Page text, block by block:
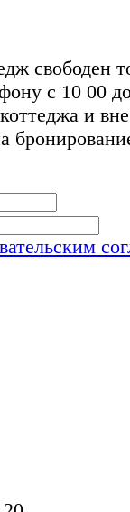
свободен
с 10 00
и